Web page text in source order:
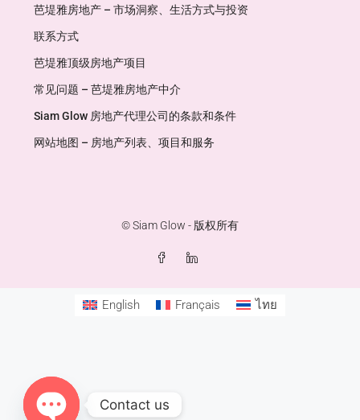
芭堤雅房地产 – 市场洞察、生活方式与投资
联系方式
芭堤雅顶级房地产项目
常见问题 – 芭堤雅房地产中介
Siam Glow 房地产代理公司的条款和条件
网站地图 – 房地产列表、项目和服务
© Siam Glow - 版权所有
English Français ไทย
Contact us